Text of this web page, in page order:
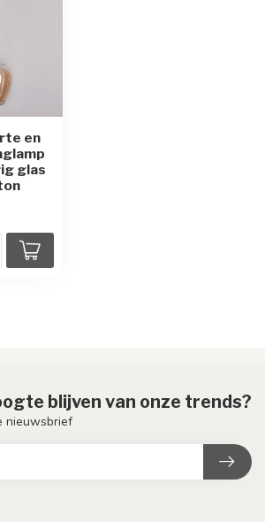
en
glas
blijven van onze trends?
nieuwsbrief